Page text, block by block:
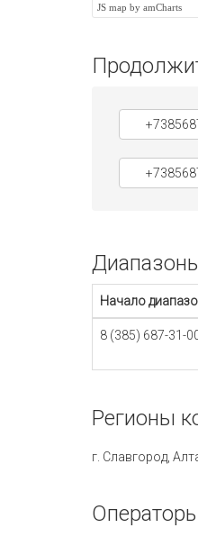
JS map by amCharts
Начало
8 (385) 687-31-
Регионы
г. Славгород,